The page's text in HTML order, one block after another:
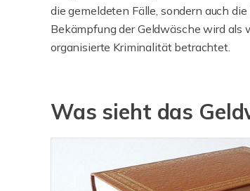
die gemeldeten Fälle, sondern auch
Bekämpfung der Geldwäsche wird
organisierte Kriminalität betrachtet.
Was sieht das